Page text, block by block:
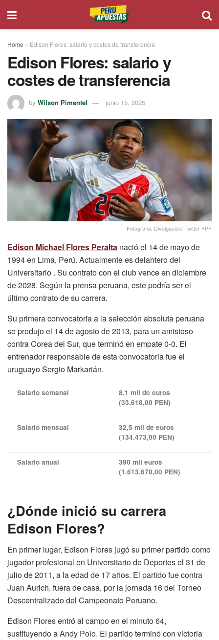
Home » Edison Flores: salario y costes de transferencia
Edison Flores: salario y
costes de transferencia
by Wilson Pimentel junio 15, 2025
Fotografia: Divulgación/ Twitter FPF
Edison Michael Flores Peralta nació el 14 de mayo de
1994 en Lima, Perú. Actualmente es delantero del
Universitario . Su contrato con el club vence en diciembre
de 2028. Según la prensa peruana, este podría ser el
último contrato de su carrera.
Su primera convocatoria a la selección absoluta peruana
se produjo el 14 de agosto de 2013, para un amistoso
contra Corea del Sur, que terminó en empate 0-0. El
entrenador responsable de esta convocatoria fue el
uruguayo Sergio Markarián.
Salario semanal
8,1 mil de euros
(33.618,00 PEN)
Salario mensual
32,5 mil de euros
(134.473,00 PEN)
Salario anual
390 mil euros
(1.613.670,00 PEN)
¿Dónde inició su carrera
Edison Flores?
En primer lugar, Edison Flores jugó su primer partido como
jugador profesional en Universitario de Deportes el 31 de
julio de 2011, a la edad de 17 años. El partido fue contra
Juan Aurich, fuera de casa, por la jornada 16 del Torneo
Descentralizado del Campeonato Peruano.
Edison Flores entró al campo en el minuto 64,
sustituyendo a Andy Polo. El partido terminó con victoria